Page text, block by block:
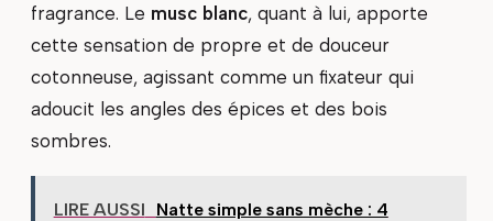
fragrance. Le musc blanc, quant à lui, apporte
cette sensation de propre et de douceur
cotonneuse, agissant comme un fixateur qui
adoucit les angles des épices et des bois
sombres.
LIRE AUSSI Natte simple sans mèche : 4